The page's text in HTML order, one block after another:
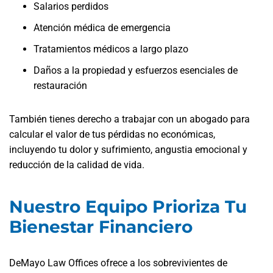
Salarios perdidos
Atención médica de emergencia
Tratamientos médicos a largo plazo
Daños a la propiedad y esfuerzos esenciales de
restauración
También tienes derecho a trabajar con un abogado para
calcular el valor de tus pérdidas no económicas,
incluyendo tu dolor y sufrimiento, angustia emocional y
reducción de la calidad de vida.
Nuestro Equipo Prioriza Tu
Bienestar Financiero
DeMayo Law Offices ofrece a los sobrevivientes de